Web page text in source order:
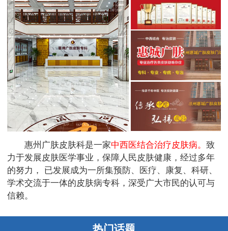
惠州广肤皮肤科是一家中西医结合治疗皮肤病。 致
力于发展皮肤医学事业，保障人民皮肤健康，经过多年
的努力， 已发展成为一所集预防、医疗、康复、科研、
学术交流于一体的皮肤病专科，深受广大市民的认可与
信赖。